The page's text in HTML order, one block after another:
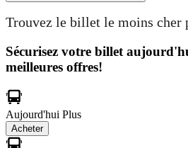
Trouvez le billet le moins cher
Sécurisez votre billet
meilleures offres!
Aujourd'hui Plus
Acheter